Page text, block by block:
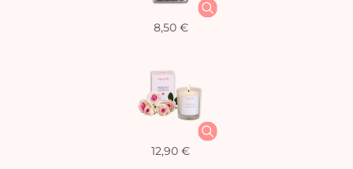
8,50 €
12,90 €